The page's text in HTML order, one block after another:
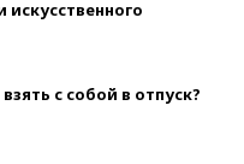
с собой в отпуск?